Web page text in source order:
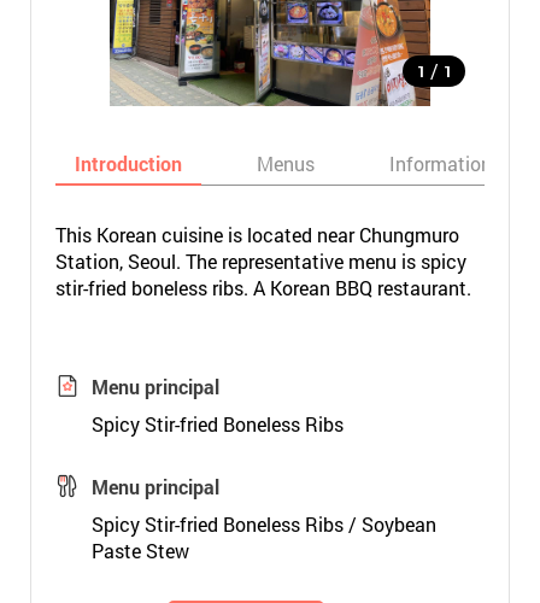
1 / 1
Introduction Menus Informations
This Korean cuisine is located near Chungmuro
Station, Seoul. The representative menu is spicy
stir-fried boneless ribs. A Korean BBQ restaurant.
Menu principal
Spicy Stir-fried Boneless Ribs
Menu principal
Spicy Stir-fried Boneless Ribs / Soybean
Paste Stew